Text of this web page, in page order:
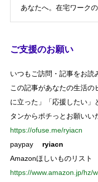
あなたへ。在宅ワーク
ご支援のお願い
いつもご訪問・記事をお読
この記事があなたの生活の
に立った」「応援したい」
タンからポチっとお願いい
https://ofuse.me/ryiacn
paypay ryiacn
Amazonほしいものリスト
https://www.amazon.jp/hz/